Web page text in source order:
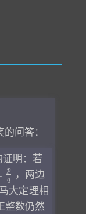
问答：
明：若
p
q
，两边
大定理相
整数仍然